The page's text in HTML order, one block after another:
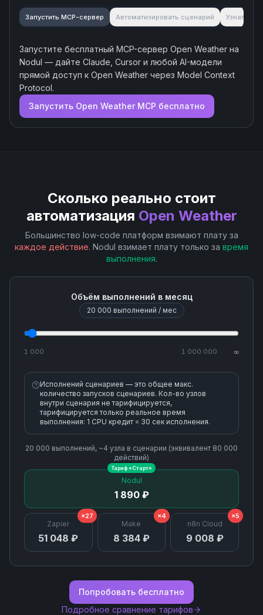
Запустить MCP-сервер Автоматизировать сценарий Узнать об
Запустите бесплатный MCP-сервер Open Weather на
Nodul — дайте Claude, Cursor и любой AI-модели
прямой доступ к Open Weather через Model Context
Protocol.
Запустить Open Weather MCP бесплатно
Сколько реально стоит
автоматизация Open Weather
Большинство low-code платформ взимают плату за
каждое действие. Nodul взимает плату только за время
выполнения.
Объём выполнений в месяц
20 000 выполнений / мес
1 000 1 000 000 ∞
Исполнений сценариев — это общее макс.
количество запусков сценариев. Кол-во узлов
внутри сценария не тарифицируется,
тарифицируется только реальное время
выполнения: 1 CPU кредит = 30 сек исполнения.
20 000 выполнений, ~4 узла в сценарии (эквивалент 80 000
действий)
Nodul
1 890 ₽
Тариф «Старт»
Zapier
51 048 ₽
×27
Make
8 384 ₽
×4
n8n Cloud
9 008 ₽
×5
Попробовать бесплатно
Подробное сравнение тарифов